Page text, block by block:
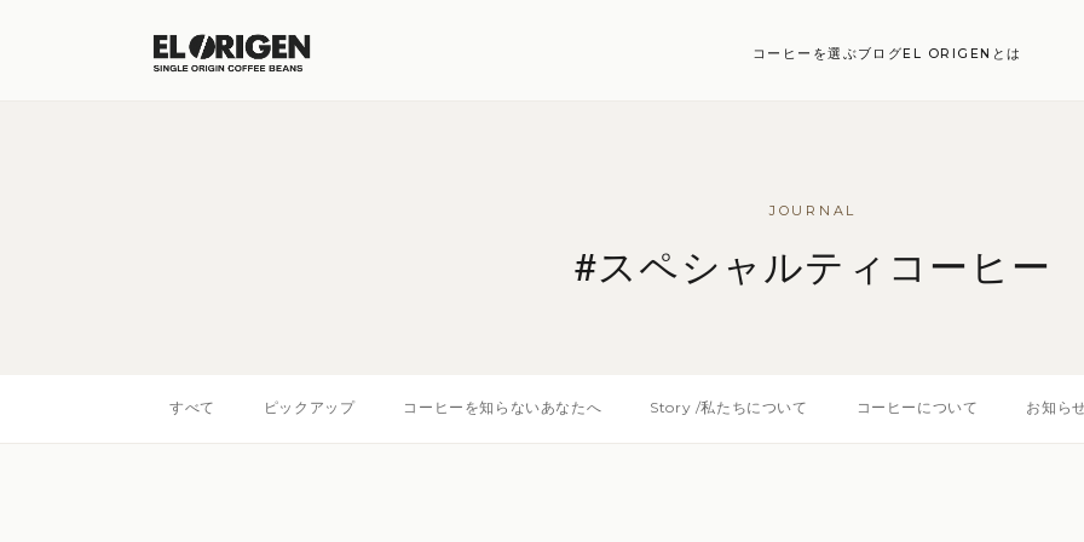
コーヒーを選ぶブログEL ORIGENとは
JOURNAL
#スペシャルティコーヒー
すべて ピックアップ コーヒーを知らないあなたへ Story /私たちについて コーヒーについて お知ら